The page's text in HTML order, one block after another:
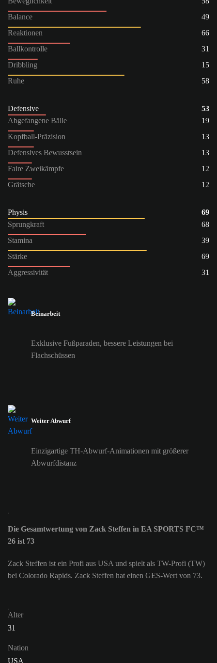
Balance
49
Reaktionen
66
Ballkontrolle
31
Dribbling
15
Ruhe
58
Defensive
53
Abgefangene Bälle
19
Kopfball-Präzision
13
Defensives Bewusstsein
13
Faire Zweikämpfe
12
Grätsche
12
Physis
69
Sprungkraft
68
Stamina
39
Stärke
69
Aggressivität
31
Beinarbeit
Exklusive Fußparaden, bessere Leistungen bei
Flachschüssen
Weiter Abwurf
Einzigartige TH-Abwurf-Animationen mit größerer
Abwurfdistanz
Die Gesamtwertung von Zack Steffen in EA SPORTS FC™
26 ist 73
Zack Steffen ist ein Profi aus USA und spielt als TW-Profi (TW)
bei Colorado Rapids. Zack Steffen hat einen GES-Wert von 73.
Alter
31
Nation
USA